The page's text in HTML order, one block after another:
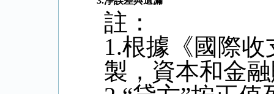
註：
1.根據《國際收
製，資本和金